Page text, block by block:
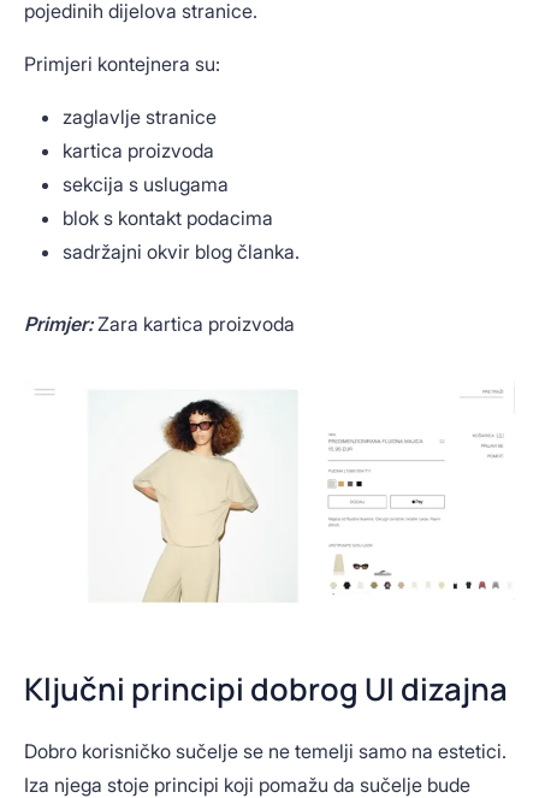
pojedinih dijelova stranice.
Primjeri kontejnera su:
zaglavlje stranice
kartica proizvoda
sekcija s uslugama
blok s kontakt podacima
sadržajni okvir blog članka.
Primjer:Zara kartica proizvoda
Ključni principi dobrog UI dizajna
Dobro korisničko sučelje se ne temelji samo na estetici.
Iza njega stoje principi koji pomažu da sučelje bude